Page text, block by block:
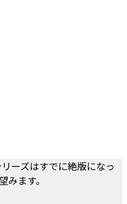
ーズはすでに絶版になっ
ます。